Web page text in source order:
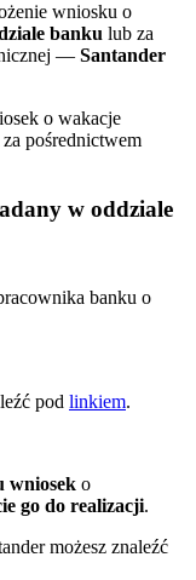
wniosku o
banku lub za
— Santander
o wakacje
pośrednictwem
w oddziale
banku o
pod linkiem.
wniosek o
go do realizacji.
możesz znaleźć